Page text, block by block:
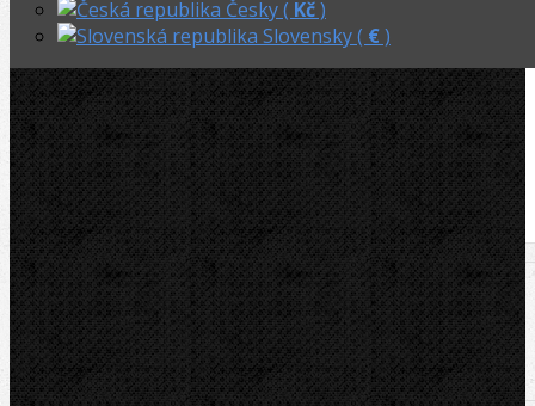
Česky ( Kč)
Slovensky ( €)